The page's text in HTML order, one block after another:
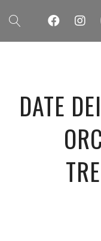
DATE